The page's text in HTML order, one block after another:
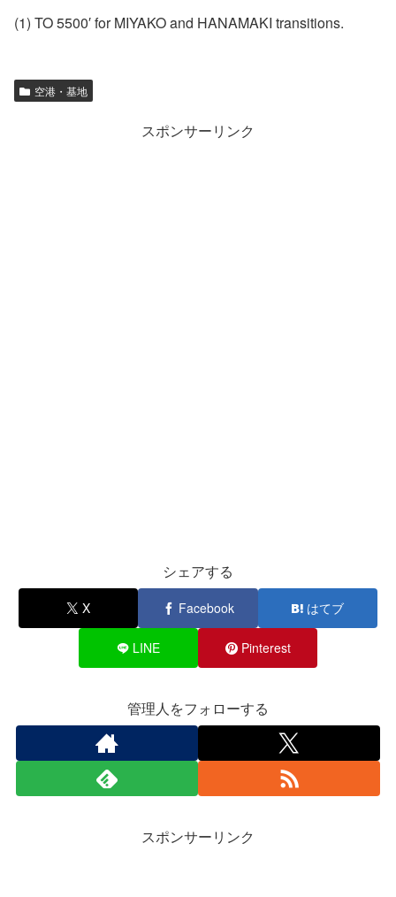
(1) TO 5500′ for MIYAKO and HANAMAKI transitions.
空港・基地
スポンサーリンク
シェアする
X Facebook はてブ
LINE Pinterest
管理人をフォローする
スポンサーリンク